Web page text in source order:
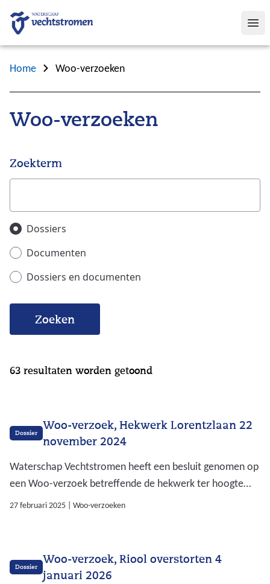
Home Woo-verzoeken
Woo-verzoeken
Zoekterm
Zoeken in
Dossiers
Documenten
Dossiers en documenten
Zoeken
63 resultaten worden getoond
Dossier
Woo-verzoek, Hekwerk Lorentzlaan 22
november 2024
Waterschap Vechtstromen heeft een besluit genomen op
een Woo-verzoek betreffende de hekwerk ter hoogte
van de Lorentzlaan van 22 november 2024. Op deze
27 februari 2025 Woo-verzoeken
Dossier
Woo-verzoek, Riool overstorten 4
januari 2026